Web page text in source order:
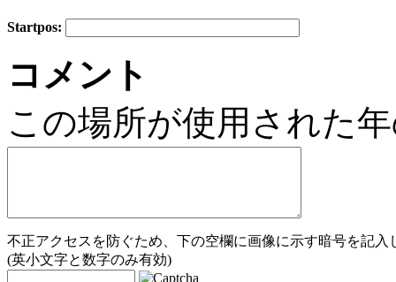
−
Startpos:
コメント
この場所が使用された
不正アクセスを防ぐため、下の空欄に画像に示す暗号を記入
(英小文字と数字のみ有効)